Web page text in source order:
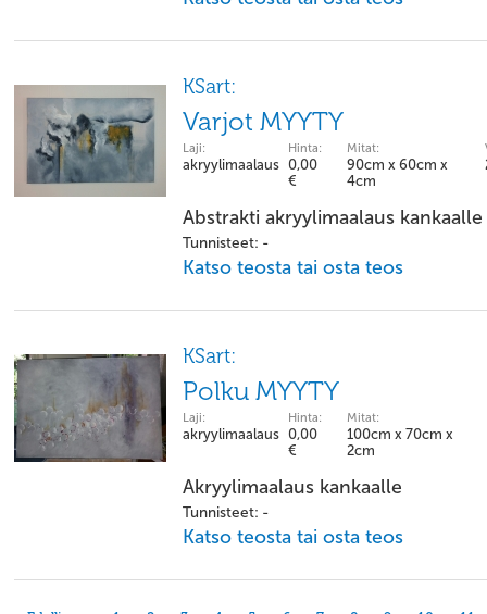
KSart:
Varjot MYYTY
Laji:
akryylimaalaus
Hinta:
0,00
€
Mitat:
90cm x 60cm x
4cm
Abstrakti akryylimaalaus kankaalle
Tunnisteet: -
Katso teosta tai osta teos
KSart:
Polku MYYTY
Laji:
akryylimaalaus
Hinta:
0,00
€
Mitat:
100cm x 70cm x
2cm
Akryylimaalaus kankaalle
Tunnisteet: -
Katso teosta tai osta teos